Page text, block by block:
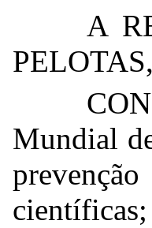
A
Mundial
científicas;